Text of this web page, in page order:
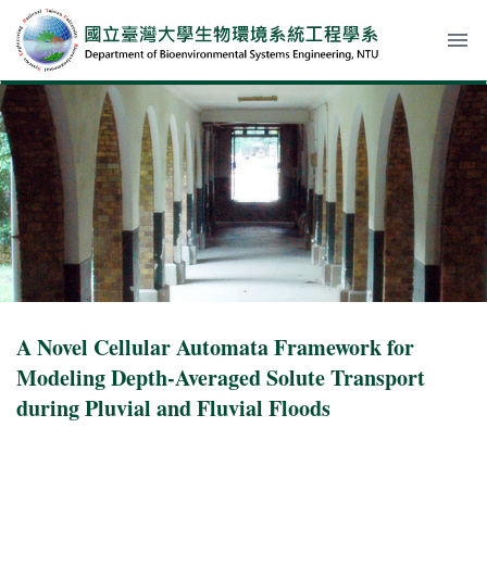
menu
A Novel Cellular Automata Framework for
Modeling Depth-Averaged Solute Transport
during Pluvial and Fluvial Floods